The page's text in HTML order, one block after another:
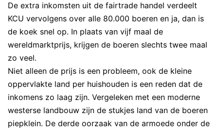
De extra inkomsten uit de fairtrade handel verdeelt
KCU vervolgens over alle 80.000 boeren en ja, dan is
de koek snel op. In plaats van vijf maal de
wereldmarktprijs, krijgen de boeren slechts twee maal
zo veel.
Niet alleen de prijs is een probleem, ook de kleine
oppervlakte land per huishouden is een reden dat de
inkomens zo laag zijn. Vergeleken met een moderne
westerse landbouw zijn de stukjes land van de boeren
piepklein. De derde oorzaak van de armoede onder de